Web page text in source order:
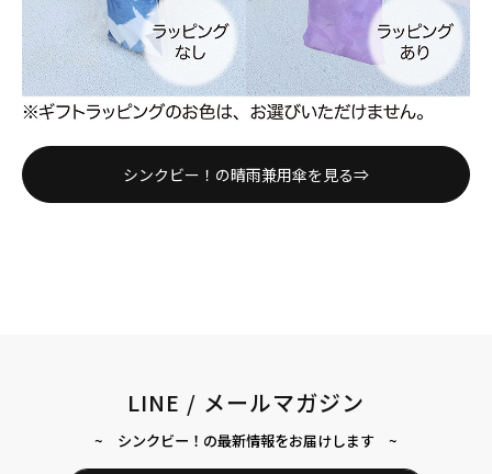
シンクビー！の晴雨兼用傘を見る⇒
LINE / メールマガジン
~ シンクビー！の最新情報をお届けします ~